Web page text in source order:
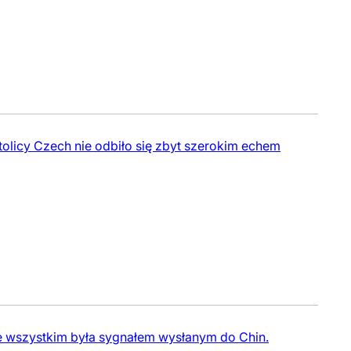
Czech nie odbiło się zbyt szerokim echem
była sygnałem wysłanym do Chin.